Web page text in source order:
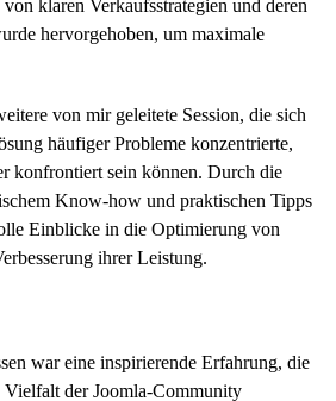
klaren Verkaufsstrategien und deren
hervorgehoben, um maximale
von mir geleitete Session, die sich
häufiger Probleme konzentrierte,
konfrontiert sein können. Durch die
Know-how und praktischen Tipps
Einblicke in die Optimierung von
ihrer Leistung.
war eine inspirierende Erfahrung, die
der Joomla-Community